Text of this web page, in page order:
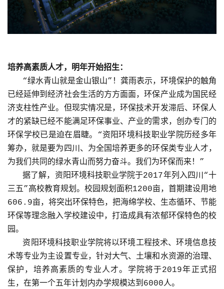
培养高素质人才，明年开始招生：
“绿水青山就是金山银山”！龚雨表示，环境保护的触角
已经延伸到经济社会生活的方方面面，环保产业成为国民经
济支柱性产业。但现实情况是，环保技术开发滞后、环保人
才的紧缺已经不能满足环保事业、产业的需求，创办专门的
环保学校已是迫在眉睫。“资阳环境科技职业学院历经多年
筹办，就是要为四川、为全国培养更多的环保类专业人才，
为我们共同的绿水青山而努力奋斗。我们为环保而来！”
据了解，资阳环境科技职业学院于2017年列入四川“十
三五”高校教育规划。校园规划面积1200亩，首期建设用地
606.9亩，将突出环保特色，把海绵学校、生态循环、节能
环保等理念融入学校建设中，打造成具有浓郁环保特色的校
园。
资阳环境科技职业学院将以环境工程技术、环境信息技
术等专业为主设置专业，针对大气、土壤和水资源的治理、
保护，培养高素质的专业人才。学院将于2019年正式招
生，在第一个五年计划内办学规模达到6000人。